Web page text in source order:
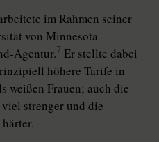
im Rahmen seiner
von Minnesota
Agentur.7 Er stellte dabei
höhere Tarife in
weißen Frauen; auch die
strenger und die